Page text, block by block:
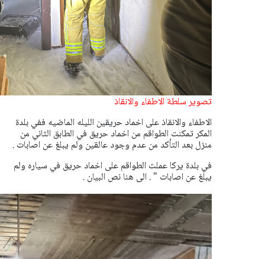
تصوير سلطة الاطفاء والانقاذ
الاطفاء والانقاذ على اخماد حريقين الليله الماضيه ففي بلدة
المكر تمكنت الطواقم من اخماد حريق في الطابق الثاني من
منزل بعد التأكد من عدم وجود عالقين ولم يبلغ عن اصابات .
في بلدة يركا عملت الطواقم على اخماد حريق في سياره ولم
يبلغ عن اصابات " . الى هنا نص البيان .